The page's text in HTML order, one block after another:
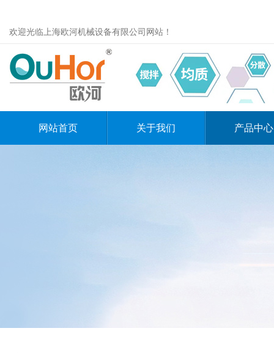
欢迎光临上海欧河机械设备有限公司网站！
网站首页 关于我们 产品中心